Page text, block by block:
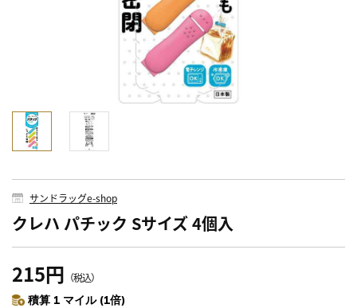
サンドラッグe-shop
クレハ パチック Sサイズ 4個入
215円 （税込）
積算 1 マイル (1倍)